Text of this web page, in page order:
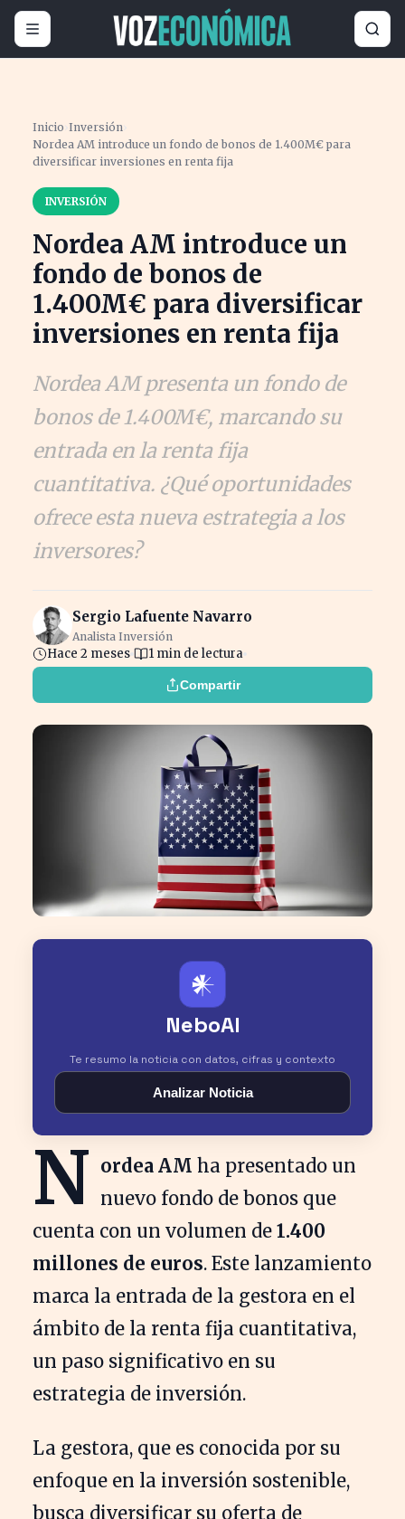
Inicio ›Inversión›
Nordea AM introduce un fondo de bonos de 1.400M€ para
diversificar inversiones en renta fija
INVERSIÓN
Nordea AM introduce un
fondo de bonos de
1.400M€ para diversificar
inversiones en renta fija
Nordea AM presenta un fondo de
bonos de 1.400M€, marcando su
entrada en la renta fija
cuantitativa. ¿Qué oportunidades
ofrece esta nueva estrategia a los
inversores?
Sergio Lafuente Navarro
Analista Inversión
Hace 2 meses 1 min de lectura
Compartir
𒀭
NeboAI
Te resumo la noticia con datos, cifras y contexto
Analizar Noticia
N ordea AM ha presentado un
nuevo fondo de bonos que
cuenta con un volumen de 1.400
millones de euros. Este lanzamiento
marca la entrada de la gestora en el
ámbito de la renta fija cuantitativa,
un paso significativo en su
estrategia de inversión.
La gestora, que es conocida por su
enfoque en la inversión sostenible,
busca diversificar su oferta de